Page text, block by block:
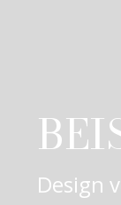
Design